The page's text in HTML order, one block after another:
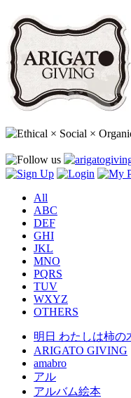
All
ABC
DEF
GHI
JKL
MNO
PQRS
TUV
WXYZ
OTHERS
明日 わたしは柿の
ARIGATO GIVING
amabro
アル
アルバム絵本